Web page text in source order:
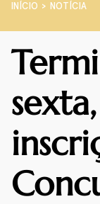
INÍCIO NOTÍCIA